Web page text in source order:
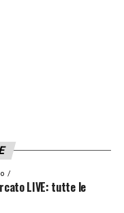
post
quanto
Gagoappariva
normalmente
LIVE: tutte le